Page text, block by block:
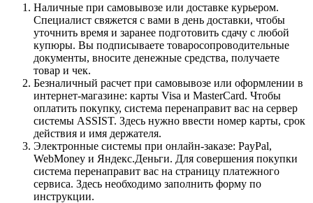
Наличные при самовывозе или доставке курьером.
Специалист свяжется с вами в день доставки, чтобы
уточнить время и заранее подготовить сдачу с любой
купюры. Вы подписываете товаросопроводительные
документы, вносите денежные средства, получаете
товар и чек.
Безналичный расчет при самовывозе или оформлении в
интернет-магазине: карты Visa и MasterCard. Чтобы
оплатить покупку, система перенаправит вас на сервер
системы ASSIST. Здесь нужно ввести номер карты, срок
действия и имя держателя.
Электронные системы при онлайн-заказе: PayPal,
WebMoney и Яндекс.Деньги. Для совершения покупки
система перенаправит вас на страницу платежного
сервиса. Здесь необходимо заполнить форму по
инструкции.